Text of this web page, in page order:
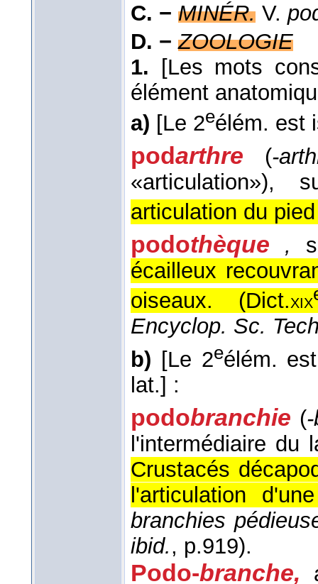
C. − MINÉR. V.
D. − ZOOLOGIE
1.
[Les mots
élément
a) [Le 2eélém. est
podarthre (-
«articulation»),
articulation du
podothèque ,
écailleux
oiseaux. (Dict.xix
Encyclop. Sc.
b) [Le 2eélém.
lat.] :
podobranchie (
l'intermédiaire du
Crustacés
l'articulation
branchies
ibid., p.919).
Podo-branche,